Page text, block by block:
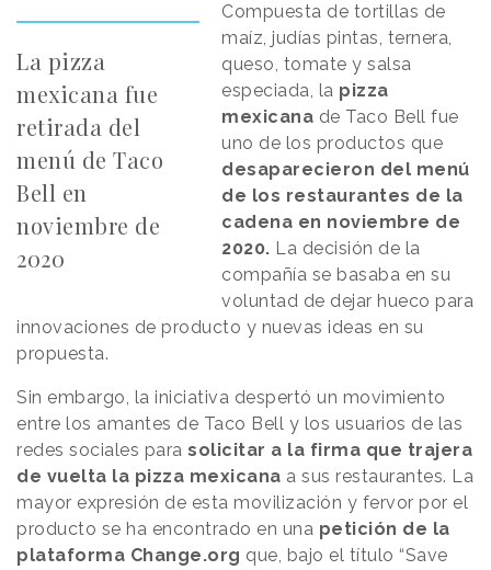
La pizza
mexicana fue
retirada del
menú de Taco
Bell en
noviembre de
2020
Compuesta de tortillas de
maíz, judías pintas, ternera,
queso, tomate y salsa
especiada, la pizza
mexicana de Taco Bell fue
uno de los productos que
desaparecieron del menú
de los restaurantes de la
cadena en noviembre de
2020. La decisión de la
compañía se basaba en su
voluntad de dejar hueco para
innovaciones de producto y nuevas ideas en su
propuesta.
Sin embargo, la iniciativa despertó un movimiento
entre los amantes de Taco Bell y los usuarios de las
redes sociales para solicitar a la firma que trajera
de vuelta la pizza mexicana a sus restaurantes. La
mayor expresión de esta movilización y fervor por el
producto se ha encontrado en una petición de la
plataforma Change.org que, bajo el título “Save